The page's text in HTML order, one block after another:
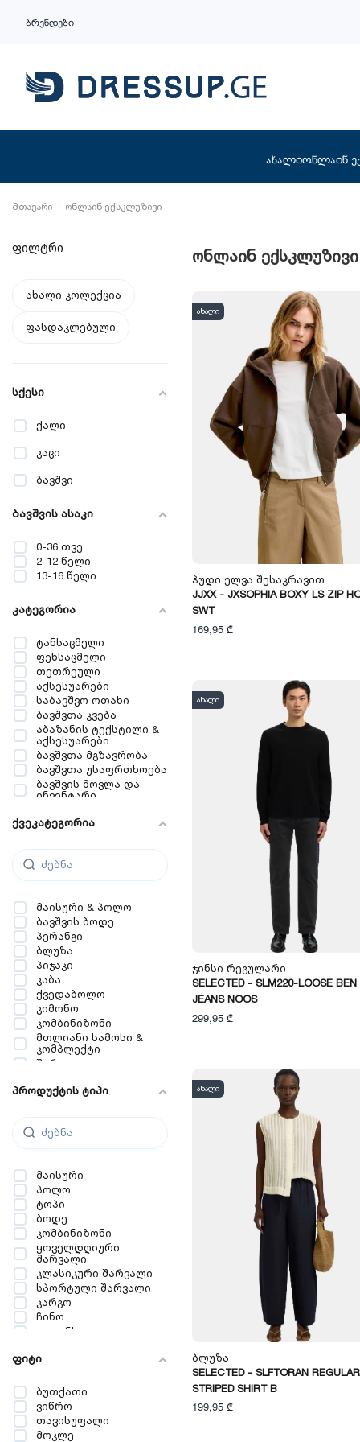
ბრენდები
ახალიონლაინ
მთავარი ონლაინ ექსკლუზივი
ონლაინ ექსკლუზივი
ახალი
Ჰუდი Ელვა Შესაკრავით
JJXX - JXSOPHIA BOXY LS ZIP
SWT
169,95 ₾
ახალი
Ჯინსი Რეგულარი
SELECTED - SLM220-LOOSE BEN
JEANS NOOS
299,95 ₾
ახალი
Ბლუზა
SELECTED - SLFTORAN
STRIPED SHIRT B
199,95 ₾
ფილტრი
ახალი კოლექცია
ფასდაკლებული
სქესი
ქალი
კაცი
ბავშვი
ბავშვის ასაკი
0-36 თვე
2-12 წელი
13-16 წელი
კატეგორია
ტანსაცმელი
ფეხსაცმელი
თეთრეული
აქსესუარები
საბავშვო ოთახი
ბავშვთა კვება
აბაზანის ტექსტილი &
აქსესუარები
ბავშვთა მგზავრობა
ბავშვთა უსაფრთხოება
ბავშვის მოვლა და
ინვენტარი
ქვეკატეგორია
მაისური & პოლო
ბავშვის ბოდე
პერანგი
ბლუზა
პიჯაკი
კაბა
ქვედაბოლო
კიმონო
კომბინიზონი
მთლიანი სამოსი &
კომპლექტი
შარვალი
შორტი
ჰუდი
ბალერინა
ესპადრელი
ლოფერი
ოქსფორდი
სანდალი
ქუსლიანი ფეხსაცმელი
ბოტასი
ბუცი
კედი
სალაშქრო
ფეხსაცმელი
ჩექმა
ფეხსაცმლის
აქსესუარები
ბიუსტჰალტერი
საცვალი
პროდუქტის ტიპი
მაისური
პოლო
ტოპი
ბოდე
კომბინიზონი
ყოველდღიური
შარვალი
კლასიკური შარვალი
სპორტული შარვალი
კარგო
ჩინო
ლეგინსი
თავისუფალი ჯინსი
სქინი ჯინსი
ნაჭრის შორტი
ჯინსის შორტი
სპორტული შორტი
ფიტი
ბუთქათი
ვიწრო
თავისუფალი
მოკლე